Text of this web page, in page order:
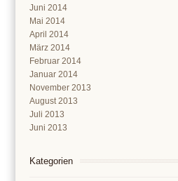
Juni 2014
Mai 2014
April 2014
März 2014
Februar 2014
Januar 2014
November 2013
August 2013
Juli 2013
Juni 2013
Kategorien